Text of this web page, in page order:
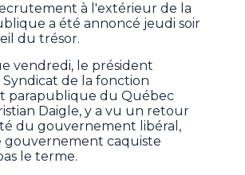
à l'extérieur de la
a été annoncé jeudi soir
du trésor.
vendredi, le président
de la fonction
parapublique du Québec
Daigle, y a vu un retour
du gouvernement libéral,
gouvernement caquiste
le terme.